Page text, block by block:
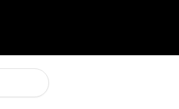
Pretraži